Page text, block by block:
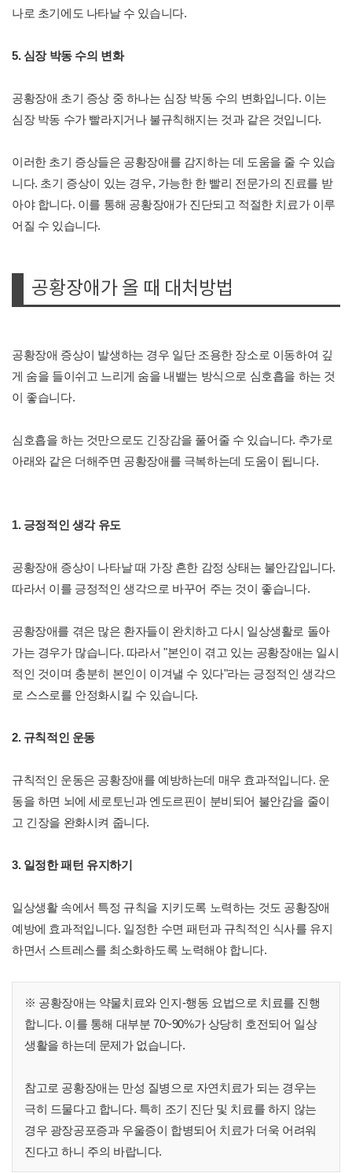
나로 초기에도 나타날 수 있습니다.
5. 심장 박동 수의 변화
공황장애 초기 증상 중 하나는 심장 박동 수의 변화입니다. 이는
심장 박동 수가 빨라지거나 불규칙해지는 것과 같은 것입니다.
이러한 초기 증상들은 공황장애를 감지하는 데 도움을 줄 수 있습
니다. 초기 증상이 있는 경우, 가능한 한 빨리 전문가의 진료를 받
아야 합니다. 이를 통해 공황장애가 진단되고 적절한 치료가 이루
어질 수 있습니다.
공황장애가 올 때 대처방법
공황장애 증상이 발생하는 경우 일단 조용한 장소로 이동하여 깊
게 숨을 들이쉬고 느리게 숨을 내뱉는 방식으로 심호흡을 하는 것
이 좋습니다.
심호흡을 하는 것만으로도 긴장감을 풀어줄 수 있습니다. 추가로
아래와 같은 더해주면 공황장애를 극복하는데 도움이 됩니다.
1. 긍정적인 생각 유도
공황장애 증상이 나타날 때 가장 흔한 감정 상태는 불안감입니다.
따라서 이를 긍정적인 생각으로 바꾸어 주는 것이 좋습니다.
공황장애를 겪은 많은 환자들이 완치하고 다시 일상생활로 돌아
가는 경우가 많습니다. 따라서 "본인이 겪고 있는 공황장애는 일시
적인 것이며 충분히 본인이 이겨낼 수 있다"라는 긍정적인 생각으
로 스스로를 안정화시킬 수 있습니다.
2. 규칙적인 운동
규칙적인 운동은 공황장애를 예방하는데 매우 효과적입니다. 운
동을 하면 뇌에 세로토닌과 엔도르핀이 분비되어 불안감을 줄이
고 긴장을 완화시켜 줍니다.
3. 일정한 패턴 유지하기
일상생활 속에서 특정 규칙을 지키도록 노력하는 것도 공황장애
예방에 효과적입니다. 일정한 수면 패턴과 규칙적인 식사를 유지
하면서 스트레스를 최소화하도록 노력해야 합니다.
※ 공황장애는 약물치료와 인지-행동 요법으로 치료를 진행
합니다. 이를 통해 대부분 70~90%가 상당히 호전되어 일상
생활을 하는데 문제가 없습니다.
참고로 공황장애는 만성 질병으로 자연치료가 되는 경우는
극히 드물다고 합니다. 특히 조기 진단 및 치료를 하지 않는
경우 광장공포증과 우울증이 합병되어 치료가 더욱 어려워
진다고 하니 주의 바랍니다.